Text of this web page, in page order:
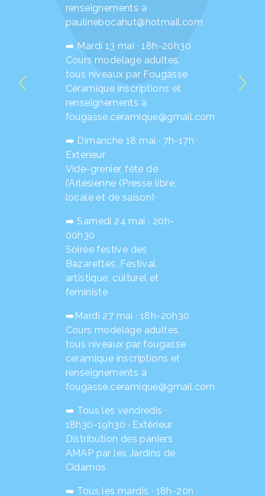
renseignements à
paulinebocahut@hotmail.com
➡️ Mardi 13 mai · 18h-20h30
Cours modelage adultes,
tous niveaux par Fougasse
Céramique inscriptions et
renseignements à
fougasse.ceramique@gmail.com
➡️ Dimanche 18 mai · 7h-17h ·
Extérieur
Vide-grenier, fête de
l’Arlésienne (Presse libre,
locale et de saison)
➡️ Samedi 24 mai · 20h-
00h30
Soirée festive des
Bazarettes, Festival
artistique, culturel et
feministe
➡️Mardi 27 mai · 18h-20h30
Cours modelage adultes,
tous niveaux par fougasse
céramique inscriptions et
renseignements à
fougasse.ceramique@gmail.com
➡️ Tous les vendredis ·
18h30-19h30 · Extérieur
Distribution des paniers
AMAP par les Jardins de
Cidamos
➡️ Tous les mardis · 18h-20h ·